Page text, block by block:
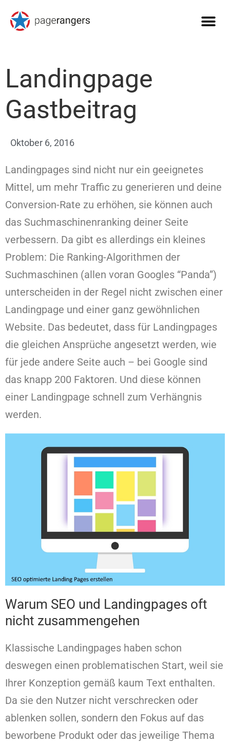
Landingpage
Gastbeitrag
Oktober 6, 2016
Landingpages sind nicht nur ein geeignetes
Mittel, um mehr Traffic zu generieren und deine
Conversion-Rate zu erhöhen, sie können auch
das Suchmaschinenranking deiner Seite
verbessern. Da gibt es allerdings ein kleines
Problem: Die Ranking-Algorithmen der
Suchmaschinen (allen voran Googles “Panda”)
unterscheiden in der Regel nicht zwischen einer
Landingpage und einer ganz gewöhnlichen
Website. Das bedeutet, dass für Landingpages
die gleichen Ansprüche angesetzt werden, wie
für jede andere Seite auch – bei Google sind
das knapp 200 Faktoren. Und diese können
einer Landingpage schnell zum Verhängnis
werden.
Warum SEO und Landingpages oft
nicht zusammengehen
Klassische Landingpages haben schon
deswegen einen problematischen Start, weil sie
Ihrer Konzeption gemäß kaum Text enthalten.
Da sie den Nutzer nicht verschrecken oder
ablenken sollen, sondern den Fokus auf das
beworbene Produkt oder das jeweilige Thema